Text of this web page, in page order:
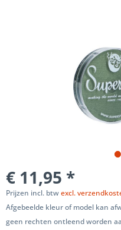
€ 11,95 *
Prijzen incl. btwexcl.
Afgebeelde kleur of model kan
geen rechten ontleend worden